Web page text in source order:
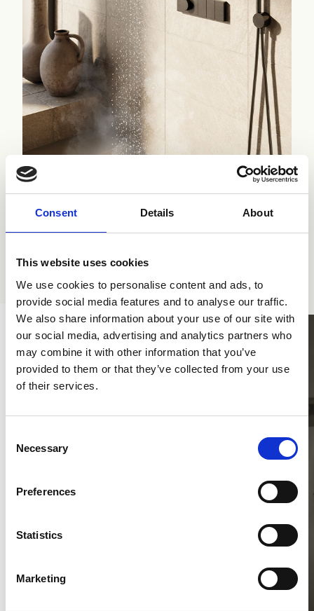
Consent Details About
This website uses cookies
We use cookies to personalise content and ads, to
provide social media features and to analyse our traffic.
We also share information about your use of our site with
our social media, advertising and analytics partners who
may combine it with other information that you’ve
provided to them or that they’ve collected from your use
of their services.
Selection
Necessary
Preferences
Statistics
Marketing
Zubehör für Dusche und Badewanne
Die anderen Kollektionen